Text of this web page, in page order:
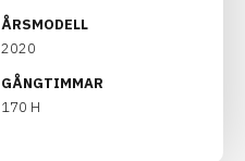
ÅRSMODELL
2020
GÅNGTIMMAR
170 H